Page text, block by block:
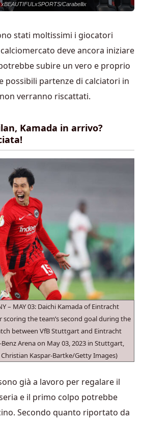
Carabellix
stati moltissimi i giocatori
deve ancora iniziare
subire un vero e proprio
possibili partenze di calciatori in
verranno riscattati.
Kamada in arrivo?
– MAY 03: Daichi Kamada of Eintracht
the team’s second goal during the
between VfB Stuttgart and Eintracht
Arena on May 03, 2023 in Stuttgart,
Kaspar-Bartke/Getty Images)
già a lavoro per regalare il
e il primo colpo potrebbe
Secondo quanto riportato da